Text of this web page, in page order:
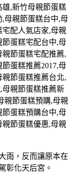
雄,新竹母親節蛋糕
,母親節蛋糕台中,母
宅配人氣店家,母親
節蛋糕宅配台中,母
親節蛋糕宅配推薦,
節蛋糕推薦2017,母
親節蛋糕推薦台北,
,母親節蛋糕推薦新
親節蛋糕預購,母親
節蛋糕預購台中,母
親節蛋糕優惠,母親
雨，反而讓原本在
彰化天后宮。